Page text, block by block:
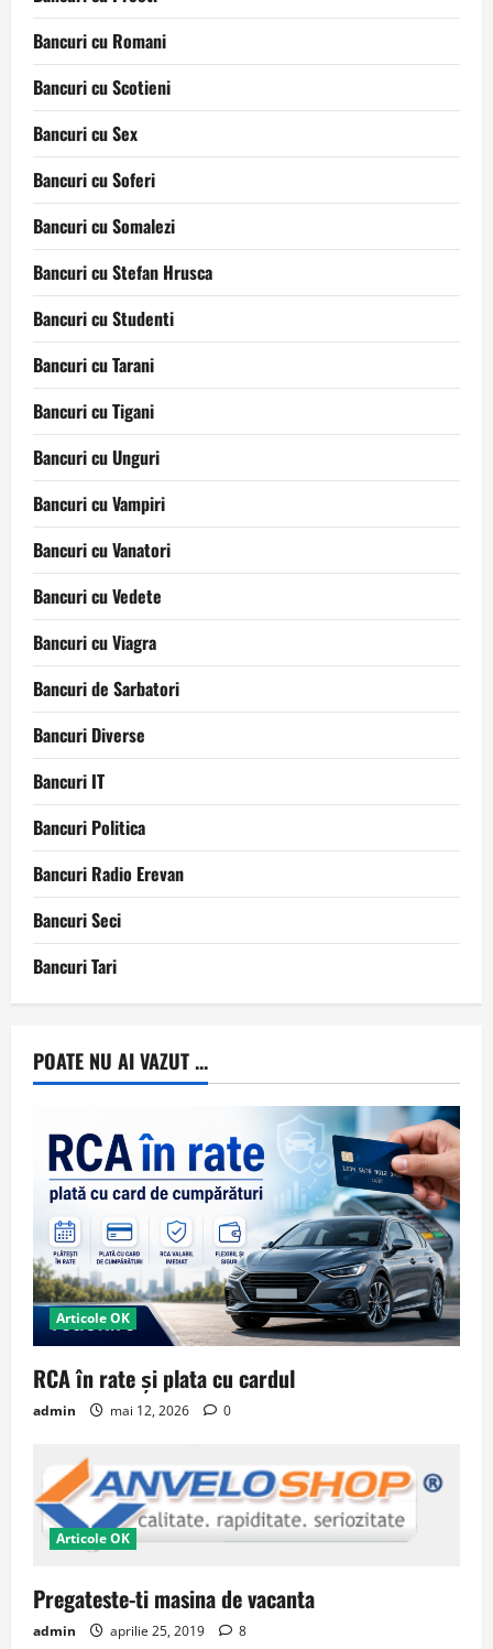
Bancuri cu Romani
Bancuri cu Scotieni
Bancuri cu Sex
Bancuri cu Soferi
Bancuri cu Somalezi
Bancuri cu Stefan Hrusca
Bancuri cu Studenti
Bancuri cu Tarani
Bancuri cu Tigani
Bancuri cu Unguri
Bancuri cu Vampiri
Bancuri cu Vanatori
Bancuri cu Vedete
Bancuri cu Viagra
Bancuri de Sarbatori
Bancuri Diverse
Bancuri IT
Bancuri Politica
Bancuri Radio Erevan
Bancuri Seci
Bancuri Tari
POATE NU AI VAZUT ...
Articole OK
RCA în rate și plata cu cardul
admin mai 12, 2026 0
Articole OK
Pregateste-ti masina de vacanta
admin aprilie 25, 2019 8